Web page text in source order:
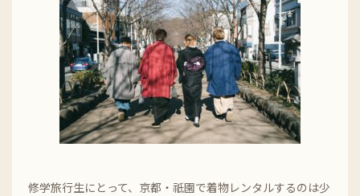
修学旅行生にとって、京都・祇園で着物レンタルするのは少